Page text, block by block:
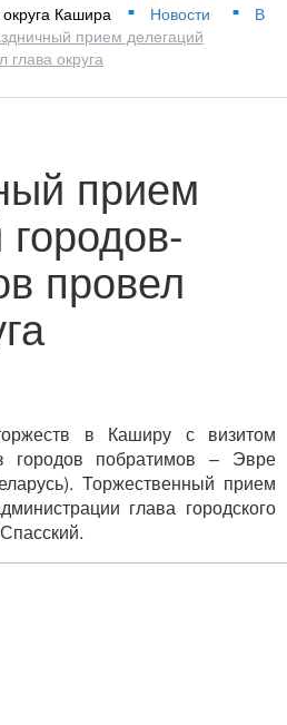
Кашира ■ Новости ■
В
прием делегаций
глава округа
прием
провел
в Каширу с визитом
городов побратимов – Эвре
Торжественный прием
глава городского